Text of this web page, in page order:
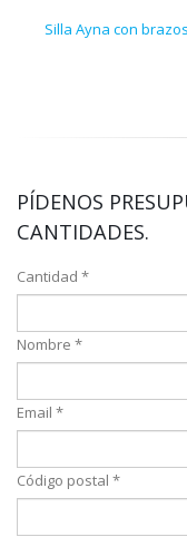
Silla Ayna con brazos
PÍDENOS
CANTIDADES.
Cantidad *
Nombre *
Email *
Código postal *